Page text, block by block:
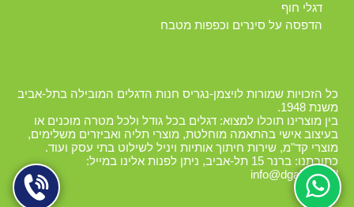
דגלי חוף
הדפסה על סינרים וכפפות מטבח
כל הזכויות שמורות לויצמן-נגריס חנות הדגלים המובילה בתל-אביב
משנת 1948.
בין מוצרינו תוכלו למצוא: דגלים בכל גודל ולכל מטרה מוכנים או
בעיצוב אישי בהתאמה מוחלטת, מוצרי תליה ואביזרים משלימים,
מוצרי קד"מ, שירות חיתוך אותיות ויניל לשילוט בתי עסק ועוד.
כתובתנו: ברנר 15 תל-אביב, ניתן לפנות אלינו במייל:
info@dgalim.co.il